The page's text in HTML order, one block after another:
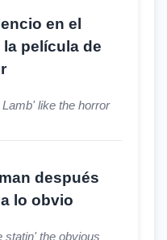
en el
película de
like the horror
después
lo obvio
statin' the obvious